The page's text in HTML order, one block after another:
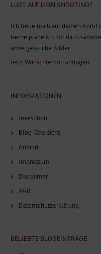
LUST AUF DEIN SHOOTING?
Ich freue mich auf deinen Anruf
Gerne plane ich mit dir
unvergessliche Bilder.
Jetzt Wunschtermin anfragen
INFORMATIONEN
Investition
Blog-Übersicht
Anfahrt
Impressum
Disclaimer
AGB
Datenschutzerklärung
BELIEBTE BLOGEINTRÄGE